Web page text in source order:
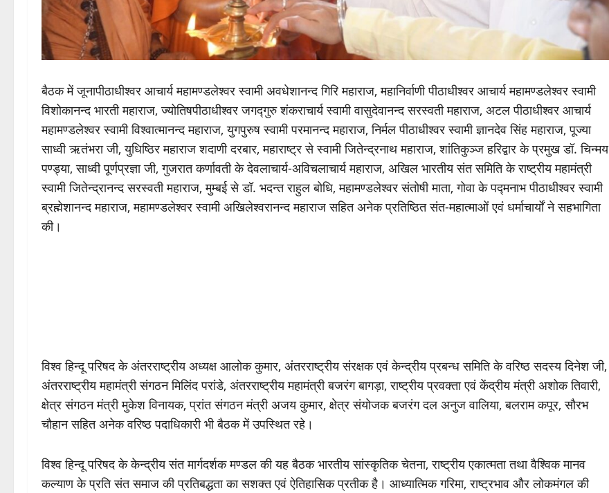
बैठक में जूनापीठाधीश्वर आचार्य महामण्डलेश्वर स्वामी अवधेशानन्द गिरि महाराज, महानिर्वाणी पीठाधीश्वर आचार्य महामण्डलेश्वर स्वामी
विशोकानन्द भारती महाराज, ज्योतिषपीठाधीश्वर जगद्गुरु शंकराचार्य स्वामी वासुदेवानन्द सरस्वती महाराज, अटल पीठाधीश्वर आचार्य
महामण्डलेश्वर स्वामी विश्वात्मानन्द महाराज, युगपुरुष स्वामी परमानन्द महाराज, निर्मल पीठाधीश्वर स्वामी ज्ञानदेव सिंह महाराज, पूज्या
साध्वी ऋतंभरा जी, युधिष्ठिर महाराज शदाणी दरबार, महाराष्ट्र से स्वामी जितेन्द्रनाथ महाराज, शांतिकुञ्ज हरिद्वार के प्रमुख डॉ. चिन्मय
पण्ड्या, साध्वी पूर्णप्रज्ञा जी, गुजरात कर्णावती के देवलाचार्य-अविचलाचार्य महाराज, अखिल भारतीय संत समिति के राष्ट्रीय महामंत्री
स्वामी जितेन्द्रानन्द सरस्वती महाराज, मुम्बई से डॉ. भदन्त राहुल बोधि, महामण्डलेश्वर संतोषी माता, गोवा के पद्मनाभ पीठाधीश्वर स्वामी
ब्रह्मेशानन्द महाराज, महामण्डलेश्वर स्वामी अखिलेश्वरानन्द महाराज सहित अनेक प्रतिष्ठित संत-महात्माओं एवं धर्माचार्यों ने सहभागिता
की।
विश्व हिन्दू परिषद के अंतरराष्ट्रीय अध्यक्ष आलोक कुमार, अंतरराष्ट्रीय संरक्षक एवं केन्द्रीय प्रबन्ध समिति के वरिष्ठ सदस्य दिनेश जी,
अंतरराष्ट्रीय महामंत्री संगठन मिलिंद परांडे, अंतरराष्ट्रीय महामंत्री बजरंग बागड़ा, राष्ट्रीय प्रवक्ता एवं केंद्रीय मंत्री अशोक तिवारी,
क्षेत्र संगठन मंत्री मुकेश विनायक, प्रांत संगठन मंत्री अजय कुमार, क्षेत्र संयोजक बजरंग दल अनुज वालिया, बलराम कपूर, सौरभ
चौहान सहित अनेक वरिष्ठ पदाधिकारी भी बैठक में उपस्थित रहे।
विश्व हिन्दू परिषद के केन्द्रीय संत मार्गदर्शक मण्डल की यह बैठक भारतीय सांस्कृतिक चेतना, राष्ट्रीय एकात्मता तथा वैश्विक मानव
कल्याण के प्रति संत समाज की प्रतिबद्धता का सशक्त एवं ऐतिहासिक प्रतीक है। आध्यात्मिक गरिमा, राष्ट्रभाव और लोकमंगल की